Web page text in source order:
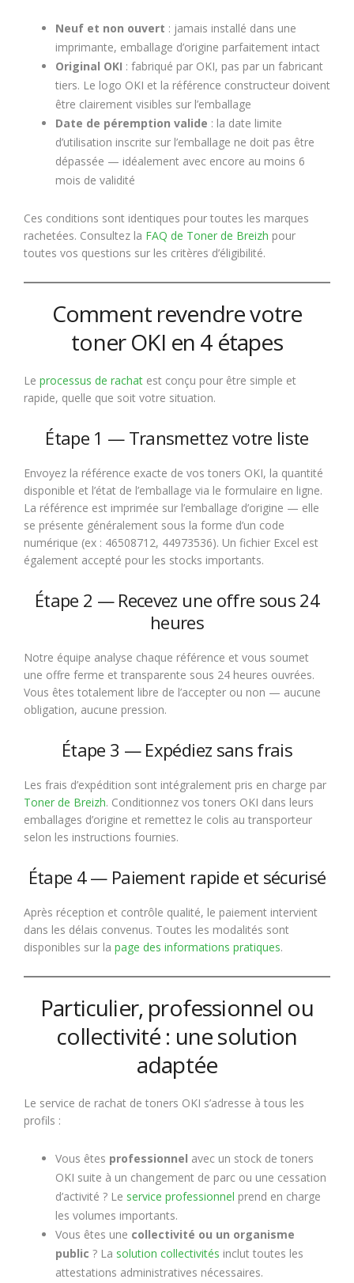
Neuf et non ouvert : jamais installé dans une
imprimante, emballage d’origine parfaitement intact
Original OKI : fabriqué par OKI, pas par un fabricant
tiers. Le logo OKI et la référence constructeur doivent
être clairement visibles sur l’emballage
Date de péremption valide : la date limite
d’utilisation inscrite sur l’emballage ne doit pas être
dépassée — idéalement avec encore au moins 6
mois de validité
Ces conditions sont identiques pour toutes les marques
rachetées. Consultez la FAQ de Toner de Breizh pour
toutes vos questions sur les critères d’éligibilité.
Comment revendre votre
toner OKI en 4 étapes
Le processus de rachat est conçu pour être simple et
rapide, quelle que soit votre situation.
Étape 1 — Transmettez votre liste
Envoyez la référence exacte de vos toners OKI, la quantité
disponible et l’état de l’emballage via le formulaire en ligne.
La référence est imprimée sur l’emballage d’origine — elle
se présente généralement sous la forme d’un code
numérique (ex : 46508712, 44973536). Un fichier Excel est
également accepté pour les stocks importants.
Étape 2 — Recevez une offre sous 24
heures
Notre équipe analyse chaque référence et vous soumet
une offre ferme et transparente sous 24 heures ouvrées.
Vous êtes totalement libre de l’accepter ou non — aucune
obligation, aucune pression.
Étape 3 — Expédiez sans frais
Les frais d’expédition sont intégralement pris en charge par
Toner de Breizh. Conditionnez vos toners OKI dans leurs
emballages d’origine et remettez le colis au transporteur
selon les instructions fournies.
Étape 4 — Paiement rapide et sécurisé
Après réception et contrôle qualité, le paiement intervient
dans les délais convenus. Toutes les modalités sont
disponibles sur la page des informations pratiques.
Particulier, professionnel ou
collectivité : une solution
adaptée
Le service de rachat de toners OKI s’adresse à tous les
profils :
Vous êtes professionnel avec un stock de toners
OKI suite à un changement de parc ou une cessation
d’activité ? Le service professionnel prend en charge
les volumes importants.
Vous êtes une collectivité ou un organisme
public ? La solution collectivités inclut toutes les
attestations administratives nécessaires.